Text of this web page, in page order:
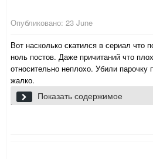
Опубликовано: 23 June
Вот насколько скатился в сериал что
ноль постов. Даже причитаний что
относительно неплохо. Убили
жалко.
Красивое решение с вьетнамочкой
никто об этом не узнает. Как и
Показать содержимое